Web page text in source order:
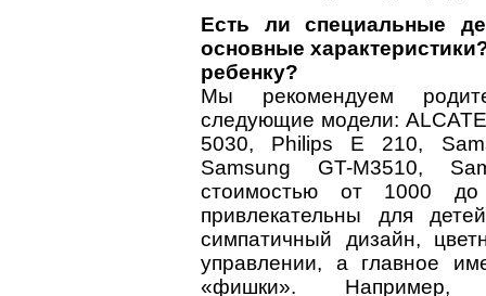
Есть ли специальные
основные
ребенку?
Мы рекомендуем
следующие модели:
5030, Philips E 210,
Samsung GT-M3510,
стоимостью от 1000
привлекательны для
симпатичный дизайн,
управлении, а главное
«фишки». Например,